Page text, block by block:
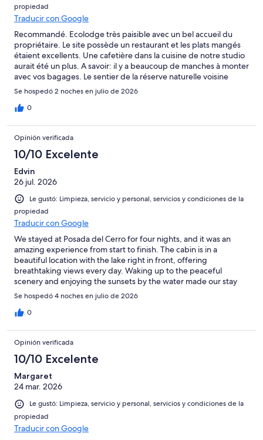
propiedad
Traducir con Google
Recommandé. Ecolodge très paisible avec un bel accueil du
propriétaire. Le site possède un restaurant et les plats mangés
étaient excellents. Une cafetière dans la cuisine de notre studio
aurait été un plus. A savoir: il y a beaucoup de manches à monter
avec vos bagages. Le sentier de la réserve naturelle voisine
(Biotopo Cerro Cahui) est à faire (faune variée).
Se hospedó 2 noches en julio de 2026
0
Opinión verificada
10/10 Excelente
Edvin
26 jul. 2026
Le gustó: Limpieza, servicio y personal, servicios y condiciones de la
propiedad
Traducir con Google
We stayed at Posada del Cerro for four nights, and it was an
amazing experience from start to finish. The cabin is in a
beautiful location with the lake right in front, offering
breathtaking views every day. Waking up to the peaceful
scenery and enjoying the sunsets by the water made our stay
truly special. The cabin was clean, cozy, and well-equipped with
everything we needed. The peaceful surroundings made it easy
to relax and disconnect, while still being close enough to enjoy
have asked for a better place to spend four nights. We would
definitely stay here again and highly recommend Posada del
Cerro to anyone looking for a quiet and beautiful lakeside
getaway.
Se hospedó 4 noches en julio de 2026
0
Opinión verificada
10/10 Excelente
Margaret
24 mar. 2026
Le gustó: Limpieza, servicio y personal, servicios y condiciones de la
propiedad
Traducir con Google